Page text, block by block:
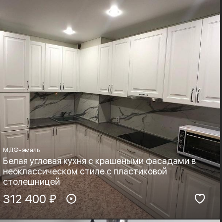
Неоклассика
МДФ-эмаль
Белая угловая кухня с крашеными фасадами в
неоклассическом стиле с пластиковой
столешницей
Материал фасадов:
МДФ-эмаль
Материал столешницы:
HPL+основа
312 400 ₽